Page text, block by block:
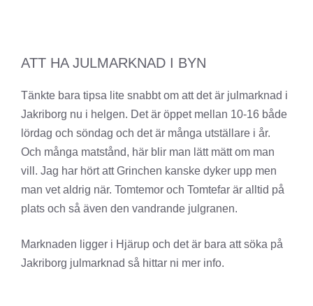
ATT HA JULMARKNAD I BYN
Tänkte bara tipsa lite snabbt om att det är julmarknad i
Jakriborg nu i helgen. Det är öppet mellan 10-16 både
lördag och söndag och det är många utställare i år.
Och många matstånd, här blir man lätt mätt om man
vill. Jag har hört att Grinchen kanske dyker upp men
man vet aldrig när. Tomtemor och Tomtefar är alltid på
plats och så även den vandrande julgranen.
Marknaden ligger i Hjärup och det är bara att söka på
Jakriborg julmarknad så hittar ni mer info.